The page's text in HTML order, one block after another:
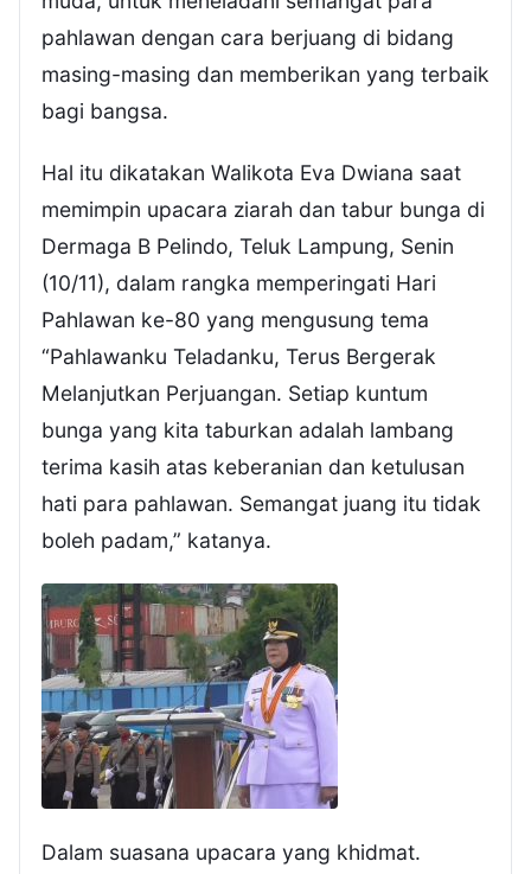
pahlawan dengan cara berjuang di bidang
masing-masing dan memberikan yang terbaik
bagi bangsa.
Hal itu dikatakan Walikota Eva Dwiana saat
memimpin upacara ziarah dan tabur bunga di
Dermaga B Pelindo, Teluk Lampung, Senin
(10/11), dalam rangka memperingati Hari
Pahlawan ke-80 yang mengusung tema
“Pahlawanku Teladanku, Terus Bergerak
Melanjutkan Perjuangan. Setiap kuntum
bunga yang kita taburkan adalah lambang
terima kasih atas keberanian dan ketulusan
hati para pahlawan. Semangat juang itu tidak
boleh padam,” katanya.
Dalam suasana upacara yang khidmat.